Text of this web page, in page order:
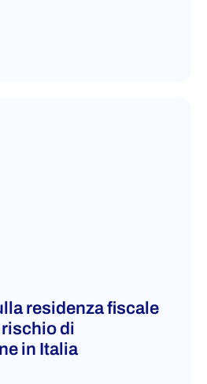
residenza fiscale
di
in Italia